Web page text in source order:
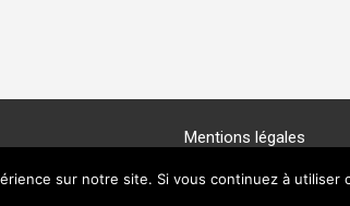
Mentions légales
Copyright © 2025 -
sur notre site. Si vous continuez à